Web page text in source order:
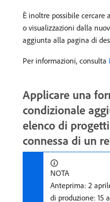
È inoltre possibile cercare
o visualizzazioni dalla
aggiunta alla pagina di
Per informazioni, consulta
Applicare una
condizionale
elenco di
connessa di un
NOTA
Anteprima: 2
di produzione: 15